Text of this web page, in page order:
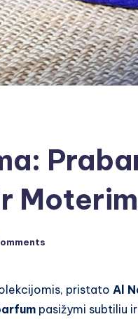
pristato Al
pasižymi subtiliu